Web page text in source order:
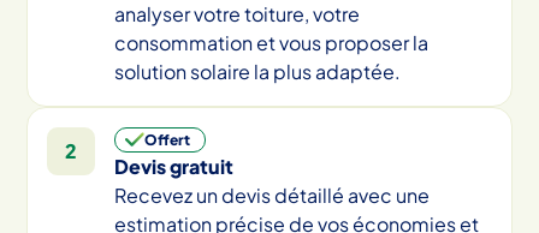
analyser votre toiture, votre
consommation et vous proposer la
solution solaire la plus adaptée.
2
Devis gratuit
Offert
Recevez un devis détaillé avec une
estimation précise de vos économies et